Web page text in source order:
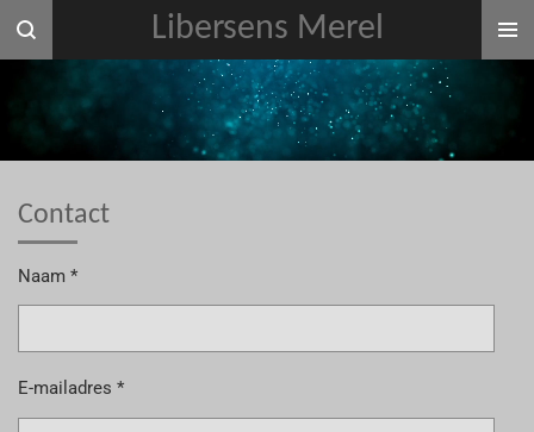
Ga
direct
Libersens Merel
Contact
Naam *
E-mailadres *